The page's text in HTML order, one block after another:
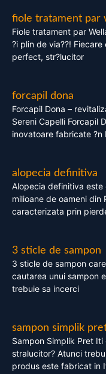
fiole tratament par
Fiole tratament par
?i plin de via??!
perfect, str?lucitor
forcapil dona
Forcapil Dona –
Sereni Capelli Forcapil
inovatoare fabricate ?n
alopecia definitiva
Alopecia definitiva
milioane de oameni din
caracterizata prin
3 sticle de sampon
3 sticle de sampon
cautarea unui sampon
trebuie sa incerci
sampon simplik
Sampon Simplik Pret
stralucitor? Atunci
produs este fabricat in